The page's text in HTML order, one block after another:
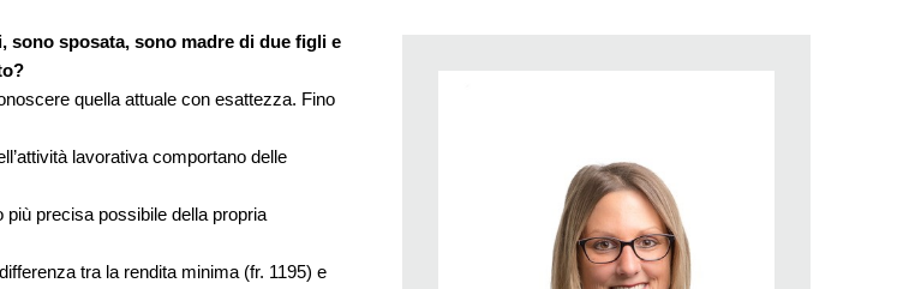
sono sposata, sono madre di due figli e
quella attuale con esattezza. Fino
lavorativa comportano delle
più precisa possibile della propria
tra la rendita minima (fr. 1195) e